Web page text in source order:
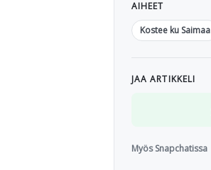
AIHEET
Kostee ku Saimaa
JAA ARTIKKELI
Myös Snapchatissa